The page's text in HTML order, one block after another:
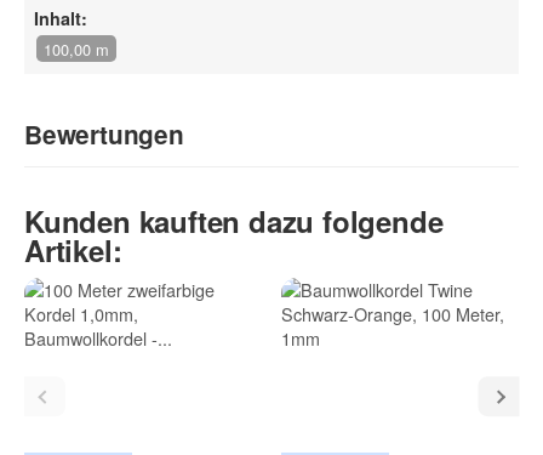
Inhalt:
100,00 m
Bewertungen
Sie Anderen bei der Kaufentscheidung:
Kunden kauften dazu folgende
Artikel: